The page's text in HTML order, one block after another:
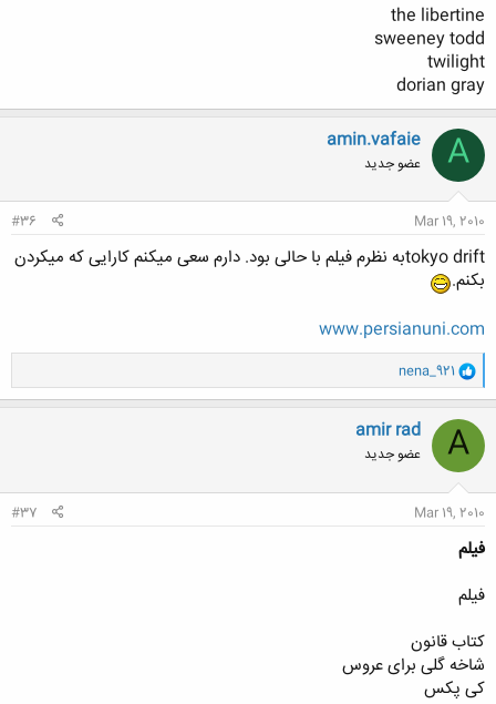
the libertine
sweeney todd
twilight
dorian gray
A
amin.vafaie
عضو جدید
Mar 19, 2010
#36
tokyo driftبه نظرم فیلم با حالی بود. دارم سعی میکنم کارایی که میکردن
بکنم.
www.persianuni.com
و
ا
ک
ن
ش
ه
ا
nena_921
A
amir rad
عضو جدید
Mar 19, 2010
#37
فیلم
فیلم
کتاب قانون
شاخه گلی برای عروس
کی پکس